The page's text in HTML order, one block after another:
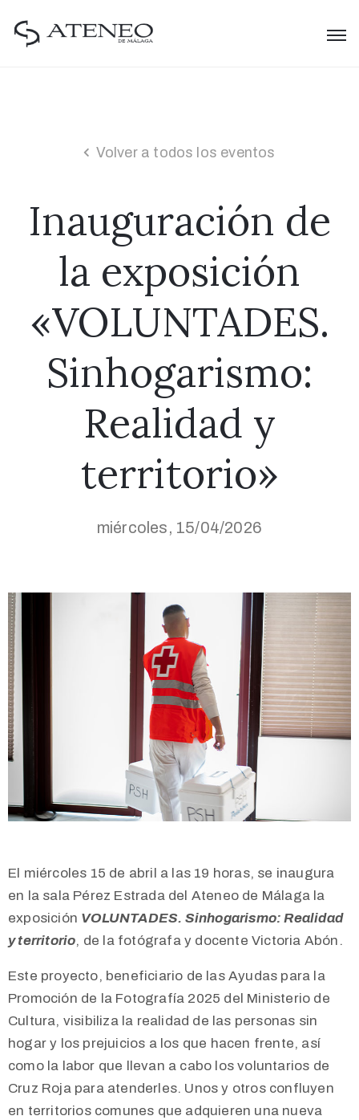
Volver a todos los eventos
Inauguración de
la exposición
«VOLUNTADES.
Sinhogarismo:
Realidad y
territorio»
miércoles, 15/04/2026
El miércoles 15 de abril a las 19 horas, se inaugura
en la sala Pérez Estrada del Ateneo de Málaga la
exposición VOLUNTADES. Sinhogarismo: Realidad
y territorio, de la fotógrafa y docente Victoria Abón.
Este proyecto, beneficiario de las Ayudas para la
Promoción de la Fotografía 2025 del Ministerio de
Cultura, visibiliza la realidad de las personas sin
hogar y los prejuicios a los que hacen frente, así
como la labor que llevan a cabo los voluntarios de
Cruz Roja para atenderles. Unos y otros confluyen
en territorios comunes que adquieren una nueva